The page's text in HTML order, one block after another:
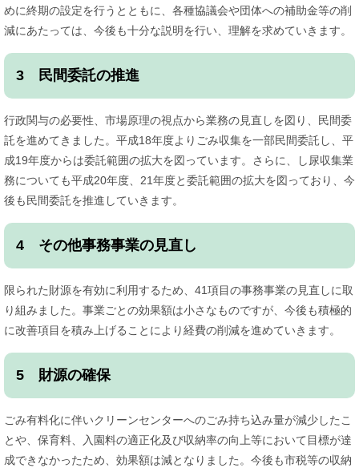
めに終期の設定を行うとともに、各種協議会や団体への補助金等の削
減にあたっては、今後も十分な説明を行い、理解を求めていきます。
3 民間委託の推進
行政関与の必要性、市場原理の視点から業務の見直しを図り、民間委
託を進めてきました。平成18年度よりごみ収集を一部民間委託し、平
成19年度からは委託範囲の拡大を図っています。さらに、し尿収集業
務についても平成20年度、21年度と委託範囲の拡大を図っており、今
後も民間委託を推進していきます。
4 その他事務事業の見直し
限られた財源を有効に利用するため、41項目の事務事業の見直しに取
り組みました。事業ごとの効果額は小さなものですが、今後も積極的
に改善項目を積み上げることにより経費の削減を進めていきます。
5 財源の確保
ごみ有料化に伴いクリーンセンターへのごみ持ち込み量が減少したこ
とや、保育料、入園料の適正化及び収納率の向上等において目標が達
成できなかったため、効果額は減となりました。今後も市税等の収納